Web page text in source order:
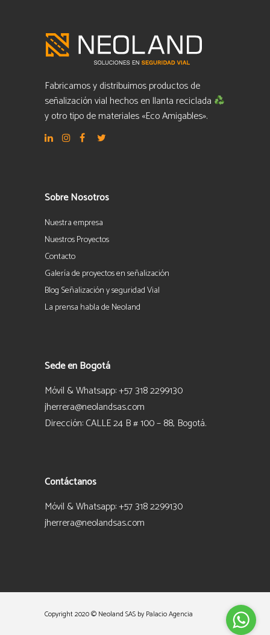
Fabricamos y distribuimos productos de
señalización vial hechos en llanta reciclada
y otro tipo de materiales «Eco Amigables».
Sobre Nosotros
Nuestra empresa
Nuestros Proyectos
Contacto
Galería de proyectos en señalización
Blog Señalización y seguridad Vial
La prensa habla de Neoland
Sede en Bogotá
Móvil & Whatsapp: +57 318 2299130
jherrera@neolandsas.com
Dirección: CALLE 24 B # 100 – 88, Bogotá.
Contáctanos
Móvil & Whatsapp: +57 318 2299130
jherrera@neolandsas.com
Copyright 2020 © Neoland SAS by Palacio Agencia